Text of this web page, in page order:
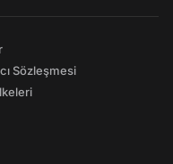
Sözleşmesi